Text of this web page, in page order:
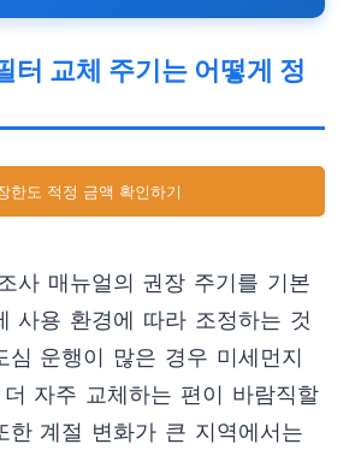
터 교체 주기는 어떻게 정
한도 적정 금액 확인하기
사 매뉴얼의 권장 주기를 기본
사용 환경에 따라 조정하는 것
심 운행이 많은 경우 미세먼지
자주 교체하는 편이 바람직할
한 계절 변화가 큰 지역에서는